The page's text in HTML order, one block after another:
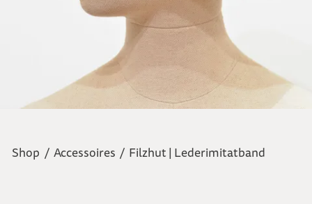
Shop / Accessoires / Filzhut | Lederimitatband